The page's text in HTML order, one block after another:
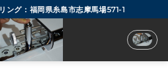
ング：福岡県糸島市志摩馬場571-1